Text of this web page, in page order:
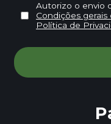
Autorizo o envio
Condições
Política de